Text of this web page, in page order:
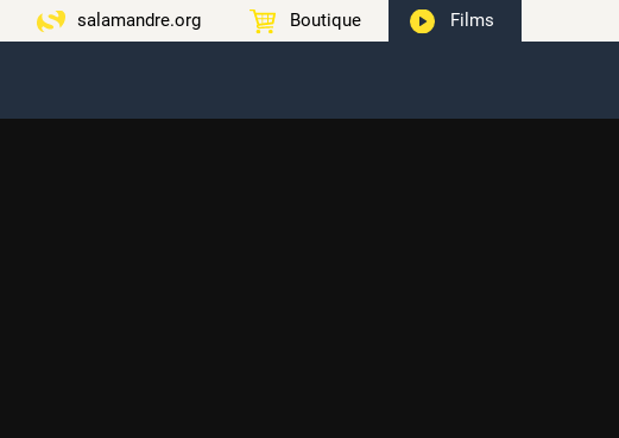
salamandre.org Boutique Films